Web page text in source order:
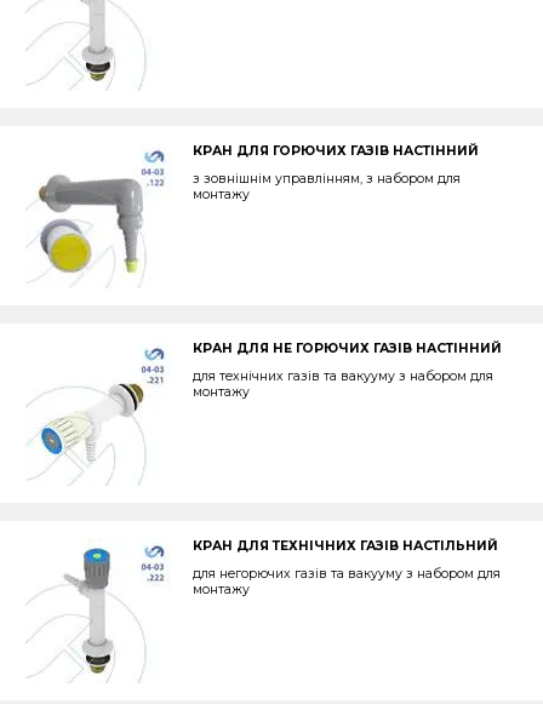
КРАН ДЛЯ ГОРЮЧИХ ГАЗІВ НАСТІННИЙ
з зовнішнім управлінням, з набором для
монтажу
КРАН ДЛЯ НЕ ГОРЮЧИХ ГАЗІВ НАСТІННИЙ
для технічних газів та вакууму з набором для
монтажу
КРАН ДЛЯ ТЕХНІЧНИХ ГАЗІВ НАСТІЛЬНИЙ
для негорючих газів та вакууму з набором для
монтажу